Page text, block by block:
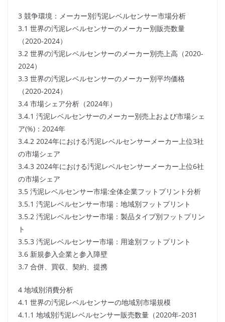
3 競争環境：メーカー別汚泥レベルセンサー市場分析
3.1 世界の汚泥レベルセンサーのメーカー別販売数量
（2020-2024）
3.2 世界の汚泥レベルセンサーのメーカー別売上高（2020-
2024）
3.3 世界の汚泥レベルセンサーのメーカー別平均価格
（2020-2024）
3.4 市場シェア分析（2024年）
3.4.1 汚泥レベルセンサーのメーカー別売上および市場シェ
ア(%)：2024年
3.4.2 2024年における汚泥レベルセンサーメーカー上位3社
の市場シェア
3.4.3 2024年における汚泥レベルセンサーメーカー上位6社
の市場シェア
3.5 汚泥レベルセンサー市場:全体企業フットプリント分析
3.5.1 汚泥レベルセンサー市場：地域別フットプリント
3.5.2 汚泥レベルセンサー市場：製品タイプ別フットプリン
ト
3.5.3 汚泥レベルセンサー市場：用途別フットプリント
3.6 新規参入企業と参入障壁
3.7 合併、買収、契約、提携
4 地域別消費分析
4.1 世界の汚泥レベルセンサーの地域別市場規模
4.1.1 地域別汚泥レベルセンサー販売数量（2020年-2031